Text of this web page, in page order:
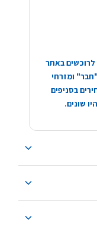
לרוכשים באתר
ומזרחי
בסניפים
שונים.